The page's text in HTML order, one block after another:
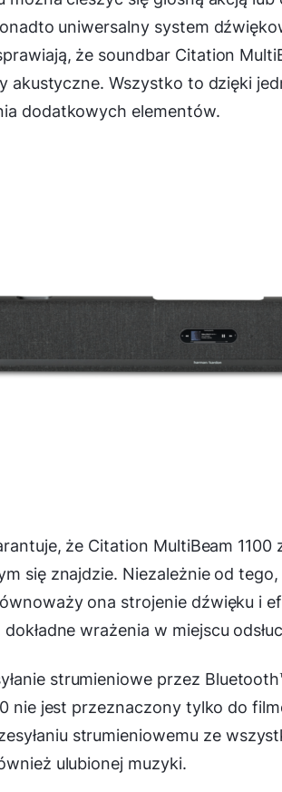
uniwersalny system
że soundbar Citation
akustyczne. Wszystko to dzięki
dodatkowych elementów.
że Citation MultiBeam 1100
się znajdzie. Niezależnie od
ona strojenie dźwięku i
wrażenia w miejscu
strumieniowe przez
nie jest przeznaczony tylko do
strumieniowemu ze
ulubionej muzyki.